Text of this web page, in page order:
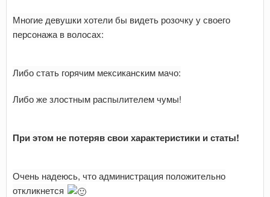
Многие девушки хотели бы видеть розочку у своего
персонажа в волосах:
Либо стать горячим мексиканским мачо:
Либо же злостным распылителем чумы!
При этом не потеряв свои характеристики и статы!
Очень надеюсь, что администрация положительно
откликнется